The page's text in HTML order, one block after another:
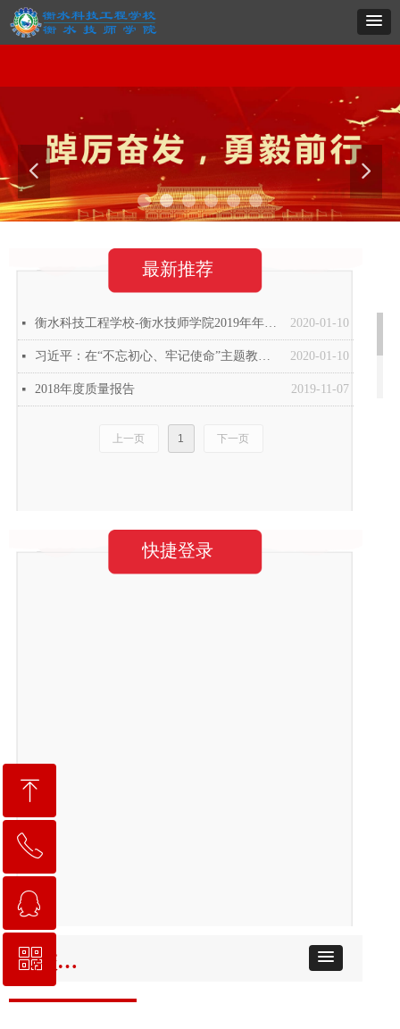
넳 넲
党群建设招生就业 项目实施职
2020-01-10
넷 衡水科技工程学校-衡水技师学院2019年年度质量报告
2020-01-10
넷 习近平：在“不忘初心、牢记使命”主题教育总结大会上的讲话
2019-11-07
넷 2018年度质量报告
上一页 1 下一页
最新推荐
学校新闻
快捷登录
ꁸ
回到顶部
ꂅ
0318-2258111
ꁗ
QQ客服
ꀥ